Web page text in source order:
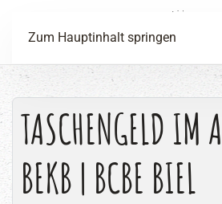
Zum Hauptinhalt springen
TASCHENGELD IM
BEKB | BCBE BIEL